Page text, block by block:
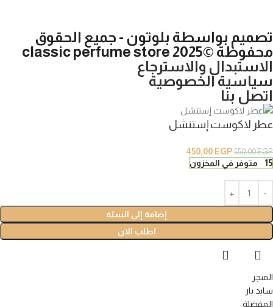
تصميم بواسطة بلوتون - جميع الحقوق
محفوظة ©2025 classic perfume store
الاستبدال والاسترجاع
سياسية الخصوصية
اتصل بنا
عطر لاكوست إستنشل
550,00EGP
450,00 EGP
15 متوفر في المخزون
إضافة إلى السلة
اطلب الان
المتجر
سايد بار
المفضلة